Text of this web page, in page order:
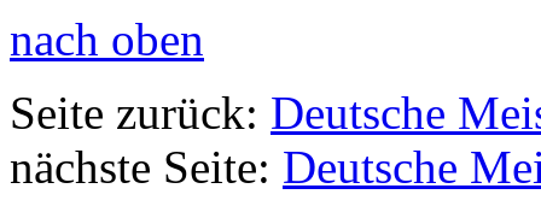
nach oben
Seite zurück: Deutsche
nächste Seite: Deutsche